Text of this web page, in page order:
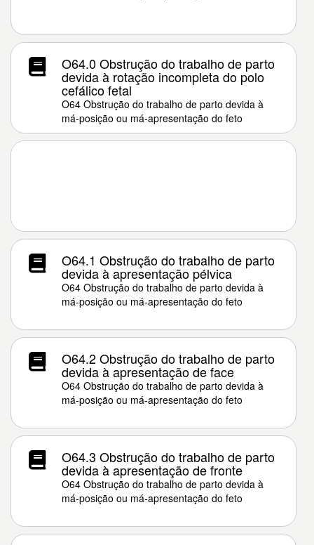
O64.0 Obstrução do trabalho de parto
devida à rotação incompleta do polo
cefálico fetal
O64 Obstrução do trabalho de parto devida à
má-posição ou má-apresentação do feto
O64.1 Obstrução do trabalho de parto
devida à apresentação pélvica
O64 Obstrução do trabalho de parto devida à
má-posição ou má-apresentação do feto
O64.2 Obstrução do trabalho de parto
devida à apresentação de face
O64 Obstrução do trabalho de parto devida à
má-posição ou má-apresentação do feto
O64.3 Obstrução do trabalho de parto
devida à apresentação de fronte
O64 Obstrução do trabalho de parto devida à
má-posição ou má-apresentação do feto